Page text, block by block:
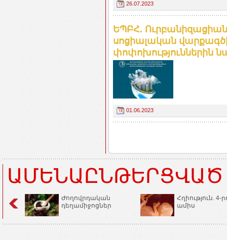
26.07.2023
ԵՊԲՀ.
սոցիալական
փոփոխություններին
01.06.2023
Ժողովրդական
դեղամիջոցներ
Հղիություն. 4-
ամիս